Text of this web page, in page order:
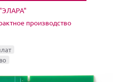
производство